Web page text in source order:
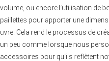
volume, ou encore l’utilisation de
paillettes pour apporter une
uvre. Cela rend le processus de
un peu comme lorsque nous
accessoires pour qu’ils reflètent